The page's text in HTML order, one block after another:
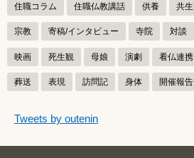
住職コラム 住職仏教講話 供養 共生
宗教 寄稿/インタビュー 寺院 対談
映画 死生観 母娘 演劇 看仏連携
葬送 表現 訪問記 身体 開催報告
つぶやきをスキップする
Tweets by outenin